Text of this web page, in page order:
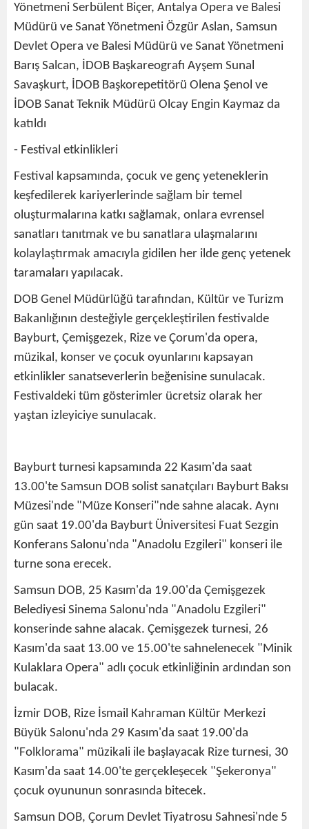
Yönetmeni Serbülent Biçer, Antalya Opera ve Balesi
Müdürü ve Sanat Yönetmeni Özgür Aslan, Samsun
Devlet Opera ve Balesi Müdürü ve Sanat Yönetmeni
Barış Salcan, İDOB Başkareografı Ayşem Sunal
Savaşkurt, İDOB Başkorepetitörü Olena Şenol ve
İDOB Sanat Teknik Müdürü Olcay Engin Kaymaz da
katıldı
- Festival etkinlikleri
Festival kapsamında, çocuk ve genç yeteneklerin
keşfedilerek kariyerlerinde sağlam bir temel
oluşturmalarına katkı sağlamak, onlara evrensel
sanatları tanıtmak ve bu sanatlara ulaşmalarını
kolaylaştırmak amacıyla gidilen her ilde genç yetenek
taramaları yapılacak.
DOB Genel Müdürlüğü tarafından, Kültür ve Turizm
Bakanlığının desteğiyle gerçekleştirilen festivalde
Bayburt, Çemişgezek, Rize ve Çorum'da opera,
müzikal, konser ve çocuk oyunlarını kapsayan
etkinlikler sanatseverlerin beğenisine sunulacak.
Festivaldeki tüm gösterimler ücretsiz olarak her
yaştan izleyiciye sunulacak.
Bayburt turnesi kapsamında 22 Kasım'da saat
13.00'te Samsun DOB solist sanatçıları Bayburt Baksı
Müzesi'nde "Müze Konseri"nde sahne alacak. Aynı
gün saat 19.00'da Bayburt Üniversitesi Fuat Sezgin
Konferans Salonu'nda "Anadolu Ezgileri" konseri ile
turne sona erecek.
Samsun DOB, 25 Kasım'da 19.00'da Çemişgezek
Belediyesi Sinema Salonu'nda "Anadolu Ezgileri"
konserinde sahne alacak. Çemişgezek turnesi, 26
Kasım'da saat 13.00 ve 15.00'te sahnelenecek "Minik
Kulaklara Opera" adlı çocuk etkinliğinin ardından son
bulacak.
İzmir DOB, Rize İsmail Kahraman Kültür Merkezi
Büyük Salonu'nda 29 Kasım'da saat 19.00'da
"Folklorama" müzikali ile başlayacak Rize turnesi, 30
Kasım'da saat 14.00'te gerçekleşecek "Şekeronya"
çocuk oyununun sonrasında bitecek.
Samsun DOB, Çorum Devlet Tiyatrosu Sahnesi'nde 5